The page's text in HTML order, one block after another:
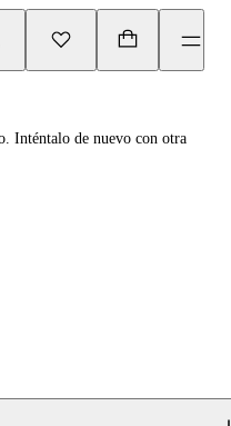
Inténtalo de nuevo con otra